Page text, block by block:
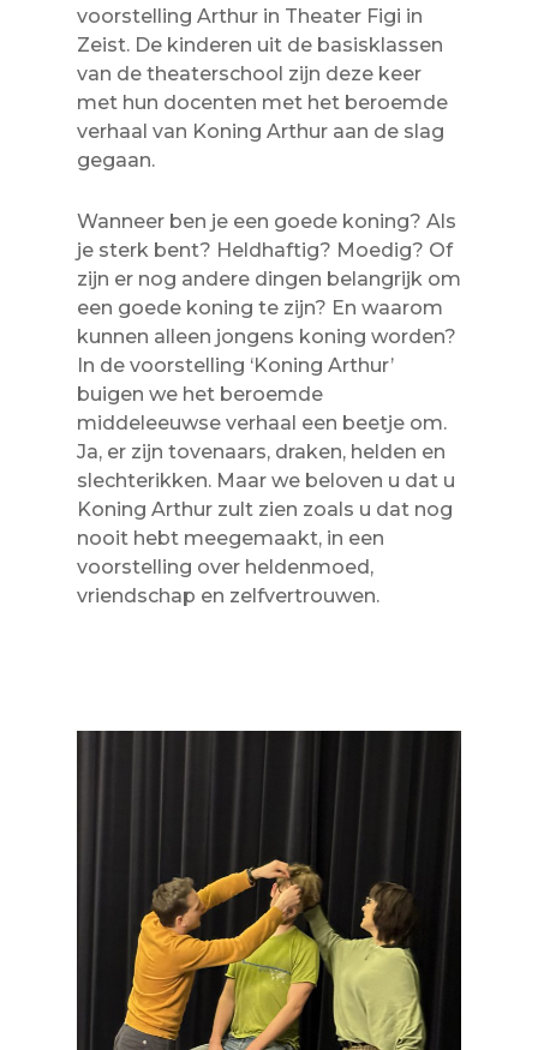
voorstelling Arthur in Theater Figi in
Zeist. De kinderen uit de basisklassen
van de theaterschool zijn deze keer
met hun docenten met het beroemde
verhaal van Koning Arthur aan de slag
gegaan.
Wanneer ben je een goede koning? Als
je sterk bent? Heldhaftig? Moedig? Of
zijn er nog andere dingen belangrijk om
een goede koning te zijn? En waarom
kunnen alleen jongens koning worden?
In de voorstelling ‘Koning Arthur’
buigen we het beroemde
middeleeuwse verhaal een beetje om.
Ja, er zijn tovenaars, draken, helden en
slechterikken. Maar we beloven u dat u
Koning Arthur zult zien zoals u dat nog
nooit hebt meegemaakt, in een
voorstelling over heldenmoed,
vriendschap en zelfvertrouwen.